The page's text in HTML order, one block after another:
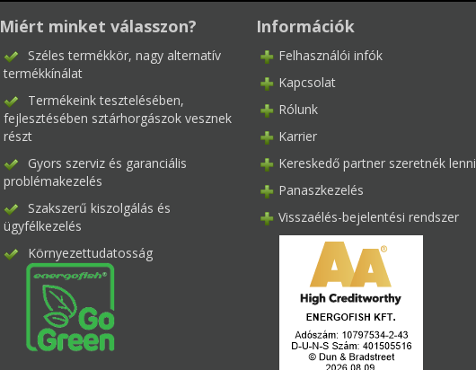
Miért minket válasszon?
Széles termékkör, nagy alternatív
termékkínálat
Termékeink tesztelésében,
fejlesztésében sztárhorgászok vesznek
részt
Gyors szerviz és garanciális
problémakezelés
Szakszerű kiszolgálás és
ügyfélkezelés
Környezettudatosság
Információk
Felhasználói infók
Kapcsolat
Rólunk
Karrier
Kereskedő partner szeretnék lenni
Panaszkezelés
Visszaélés-bejelentési rendszer